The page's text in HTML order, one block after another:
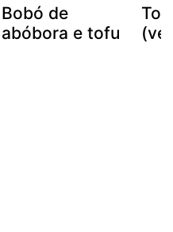
Bobó de
abóbora e tofu